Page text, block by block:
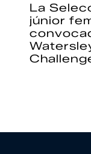
La
júnior